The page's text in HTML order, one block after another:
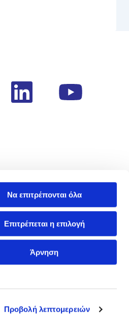
Προβολή λεπτομερειών
Να επιτρέπονται όλα
Επιτρέπεται η επιλογή
Άρνηση
by